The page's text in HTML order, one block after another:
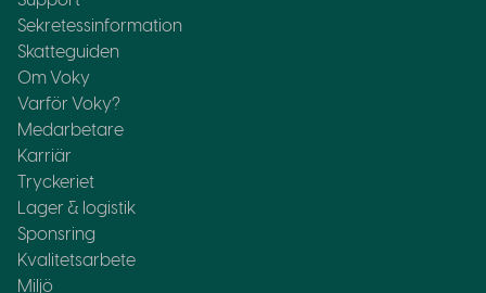
Sekretessinformation
Skatteguiden
Om Voky
Varför Voky?
Medarbetare
Karriär
Tryckeriet
Lager & logistik
Sponsring
Kvalitetsarbete
Miljö